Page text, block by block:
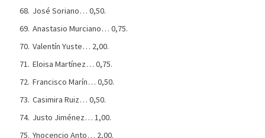
José Soriano… 0,50.
Anastasio Murciano… 0,75.
Valentín Yuste… 2,00.
Eloisa Martínez… 0,75.
Francisco Marín… 0,50.
Casimira Ruiz… 0,50.
Justo Jiménez… 1,00.
Ynocencio Anto… 2,00.